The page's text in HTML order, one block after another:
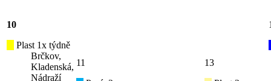
10
Plast 1x týdně
Brčkov,
Kladenská,
Nádraží
11
13